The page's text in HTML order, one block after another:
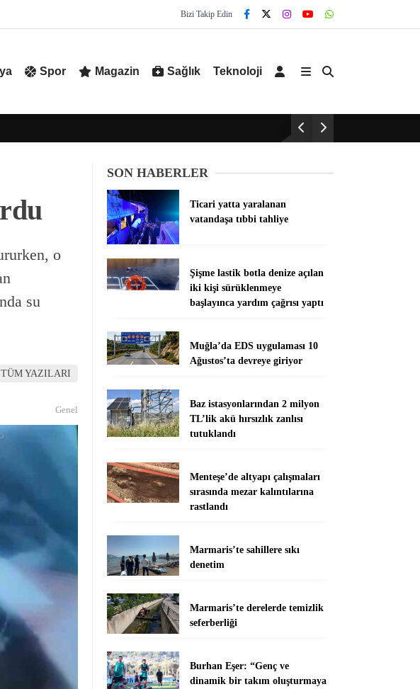
Bizi Takip Edin
Spor Magazin Sağlık Teknoloji
o
su
TÜM YAZILARI
Genel
SON HABERLER
Ticari yatta yaralanan
vatandaşa tıbbi tahliye
Şişme lastik botla denize açılan
iki kişi sürüklenmeye
başlayınca yardım çağrısı yaptı
Muğla’da EDS uygulaması 10
Ağustos’ta devreye giriyor
Baz istasyonlarından 2 milyon
TL’lik akü hırsızlık zanlısı
tutuklandı
Menteşe’de altyapı çalışmaları
sırasında mezar kalıntılarına
rastlandı
Marmaris’te sahillere sıkı
denetim
Marmaris’te derelerde temizlik
seferberliği
Burhan Eşer: “Genç ve
dinamik bir takım oluşturmaya